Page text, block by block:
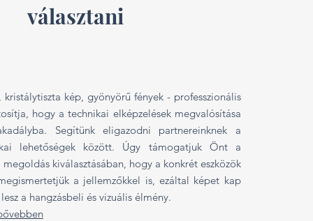
választani
kristálytiszta kép, gyönyörű fények - professzionális
hogy a technikai elképzelések megvalósítása
Segítünk eligazodni partnereinknek a
lehetőségek között. Úgy támogatjuk Önt a
kiválasztásában, hogy a konkrét eszközök
a jellemzőkkel is, ezáltal képet kap
a hangzásbeli és vizuális élmény.